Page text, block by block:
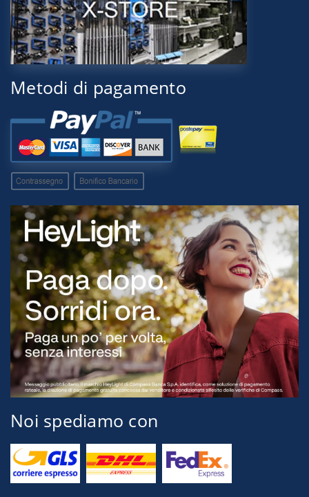
Metodi di pagamento
Noi spediamo con